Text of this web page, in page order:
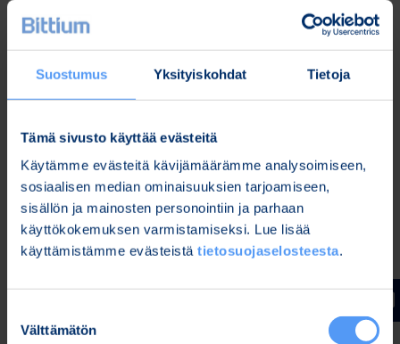
Suostumus Yksityiskohdat Tietoja
Tämä sivusto käyttää evästeitä
Käytämme evästeitä kävijämäärämme analysoimiseen,
sosiaalisen median ominaisuuksien tarjoamiseen,
sisällön ja mainosten personointiin ja parhaan
käyttökokemuksen varmistamiseksi. Lue lisää
käyttämistämme evästeistä tietosuojaselosteesta.
valinta
Välttämätön
joka koostuu Bittium Faros EKG-mittalaitteesta
sekä Bittium HolterPlus-mobiilisovelluksesta,
joka on integroitu tietoturvalliseen älylaitteeseen.
Bittium HolterPlus mahdollistaa potilaan
aikaisemman kotiuttamisen
potilaan EKG-mittaustiedon tallentamisen ja
langattoman siirron tietoturvallisesti
monitorointilaitteelta lääketieteen
etälausuntopalvelualustaan.
Etälausuntopalvelualustasta EKG-mittatieto on
siirrettävissä analyysiohjelmaan kardiologin
analysoitavaksi ja diagnoosi toimitetaan
varten.